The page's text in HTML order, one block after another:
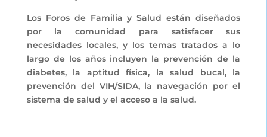
Los Foros de Familia y Salud están diseñados
por la comunidad para satisfacer sus
necesidades locales, y los temas tratados a lo
largo de los años incluyen la prevención de la
diabetes, la aptitud física, la salud bucal, la
prevención del VIH/SIDA, la navegación por el
sistema de salud y el acceso a la salud.